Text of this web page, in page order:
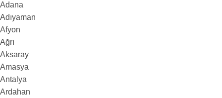
Adana
Adıyaman
Afyon
Ağrı
Aksaray
Amasya
Antalya
Ardahan